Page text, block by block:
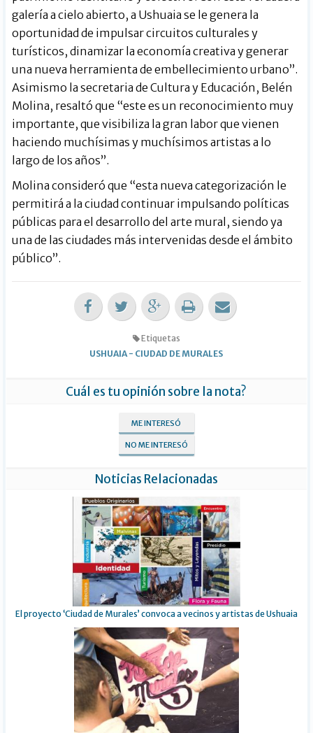
galería a cielo abierto, a Ushuaia se le genera la
oportunidad de impulsar circuitos culturales y
turísticos, dinamizar la economía creativa y generar
una nueva herramienta de embellecimiento urbano”.
Asimismo la secretaria de Cultura y Educación, Belén
Molina, resaltó que “este es un reconocimiento muy
importante, que visibiliza la gran labor que vienen
haciendo muchísimas y muchísimos artistas a lo
largo de los años”.
Molina consideró que “esta nueva categorización le
permitirá a la ciudad continuar impulsando políticas
públicas para el desarrollo del arte mural, siendo ya
una de las ciudades más intervenidas desde el ámbito
público”.
Etiquetas
USHUAIA - CIUDAD DE MURALES
Cuál es tu opinión sobre la nota?
ME INTERESÓ
NO ME INTERESÓ
Noticias Relacionadas
El proyecto ‘Ciudad de Murales’ convoca a vecinos y artistas de Ushuaia